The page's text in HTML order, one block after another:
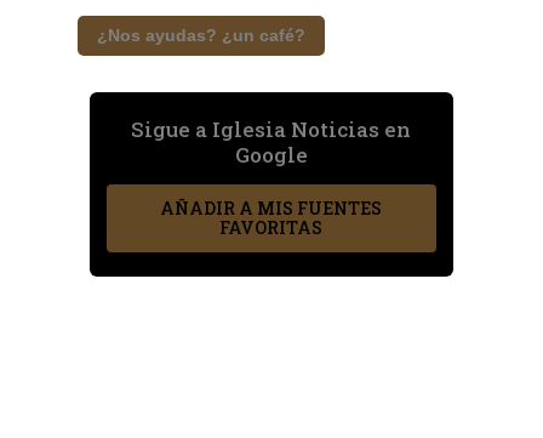
¿Nos ayudas? ¿un café?
Sigue a Iglesia Noticias en
Google
AÑADIR A MIS FUENTES
FAVORITAS